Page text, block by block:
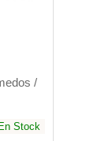
/
Stock